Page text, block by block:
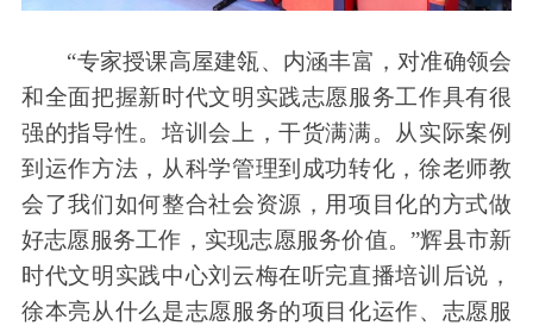
“专家授课高屋建瓴、内涵丰富，对准确领会
和全面把握新时代文明实践志愿服务工作具有很
强的指导性。培训会上，干货满满。从实际案例
到运作方法，从科学管理到成功转化，徐老师教
会了我们如何整合社会资源，用项目化的方式做
好志愿服务工作，实现志愿服务价值。”辉县市新
时代文明实践中心刘云梅在听完直播培训后说，
徐本亮从什么是志愿服务的项目化运作、志愿服